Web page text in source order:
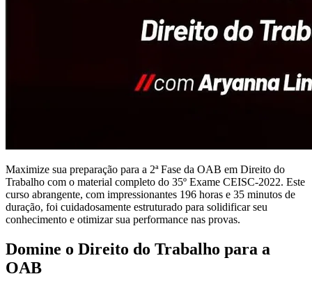
Maximize sua preparação para a 2ª Fase da OAB em Direito do
Trabalho com o material completo do 35º Exame CEISC-2022. Este
curso abrangente, com impressionantes 196 horas e 35 minutos de
duração, foi cuidadosamente estruturado para solidificar seu
conhecimento e otimizar sua performance nas provas.
Domine o Direito do Trabalho para a
OAB